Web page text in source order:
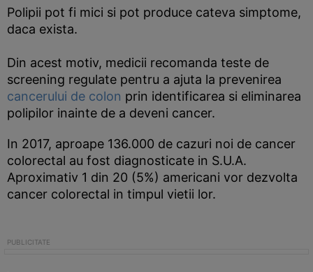
Polipii pot fi mici si pot produce cateva simptome,
daca exista.
Din acest motiv, medicii recomanda teste de
screening regulate pentru a ajuta la prevenirea
cancerului de colon prin identificarea si eliminarea
polipilor inainte de a deveni cancer.
In 2017, aproape 136.000 de cazuri noi de cancer
colorectal au fost diagnosticate in S.U.A.
Aproximativ 1 din 20 (5%) americani vor dezvolta
cancer colorectal in timpul vietii lor.